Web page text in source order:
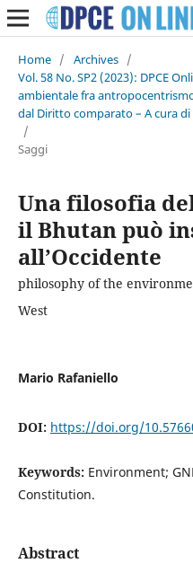
Home / Archives /
Vol. 58 No. SP2 (2023): DPCE
ambientale fra
dal Diritto comparato – A cura di
/
Saggi
Una filosofia
il Bhutan può
all’Occidente
philosophy of the
West
Mario Rafaniello
DOI: https://doi.org/
Keywords: Environment;
Constitution.
Abstract